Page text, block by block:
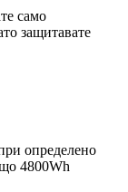
само
защитавате
определено
4800Wh